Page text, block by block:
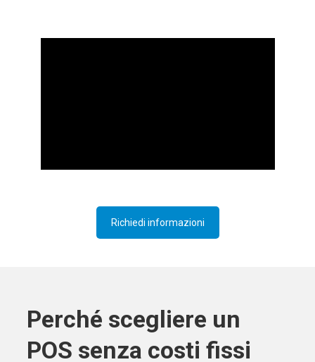
Richiedi informazioni
Perché scegliere un
POS senza costi fissi